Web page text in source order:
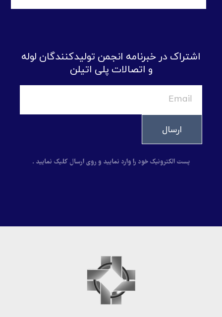
اشتراک در خبرنامه انجمن تولیدکنندگان لوله
و اتصالات پلی اتیلن
ارسال
پست الکترونیک خود را وارد نمایید و روی ارسال کلیک نمایید .